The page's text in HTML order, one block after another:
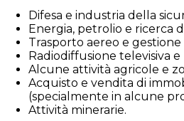
Difesa e industria della
Energia, petrolio e ricerca
Trasporto aereo e
Radiodiffusione televisiva e
Alcune attività agricole e
Acquisto e vendita di
(specialmente in alcune
Attività minerarie.